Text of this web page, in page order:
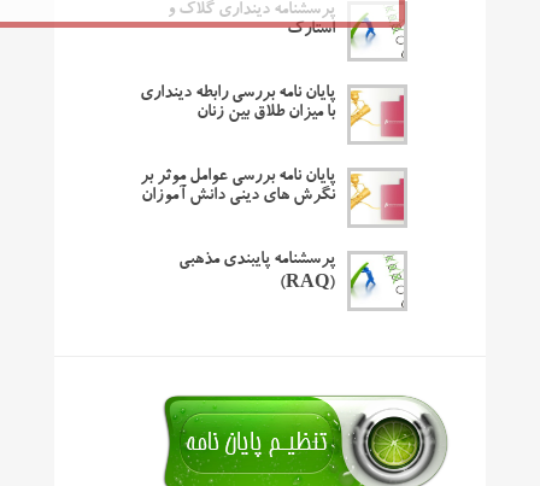
پرسشنامه دینداری گلاک و
استارک
پایان نامه بررسی رابطه دینداری
با میزان طلاق بین زنان
پایان نامه بررسی عوامل موثر بر
نگرش های دینی دانش آموزان
پرسشنامه پایبندی مذهبی
(RAQ)